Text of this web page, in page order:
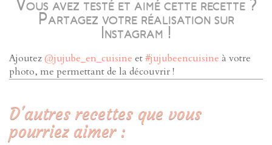
Vous avez testé et aimé cette recette ?
Partagez votre réalisation sur
Instagram !
Ajoutez@jujube_en_cuisine et#jujubeencuisine à votre
photo, me permettant de la découvrir !
D'autres recettes que vous
pourriez aimer :